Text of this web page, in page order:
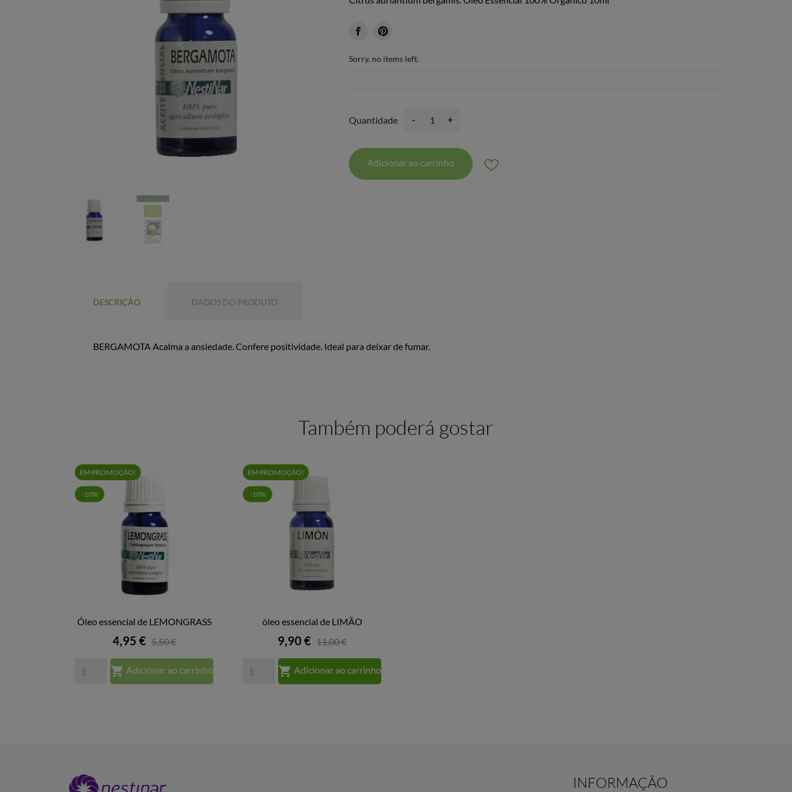
Sorry, no items left.
Quantidade - +
Adicionar ao carrinho
DESCRIÇÃO DADOS DO PRODUTO
BERGAMOTA Acalma a ansiedade. Confere positividade. Ideal para deixar de fumar.
Também poderá gostar
 VISTA RÁPIDA
Óleo essencial de LEMONGRASS
Preço
4,95 € 5,50 €
 Adicionar ao carrinho
EM PROMOÇÃO!
-10%
VISTA RÁPIDA
óleo essencial de LIMÃO
Preço
9,90 € 11,00 €
 Adicionar ao carrinho
EM PROMOÇÃO!
-10%
INFORMAÇÃO